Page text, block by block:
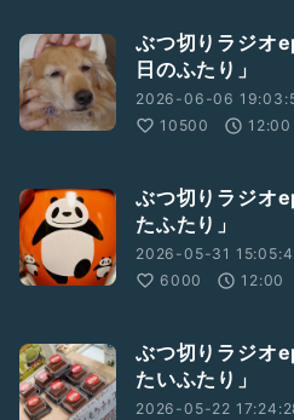
ぶつ切りラジオ
日のふたり」
2026-06-06
10500
12:00
ぶつ切りラジオ
たふたり」
2026-05-31
6000
12:00
ぶつ切りラジオ
たいふたり」
2026-05-22